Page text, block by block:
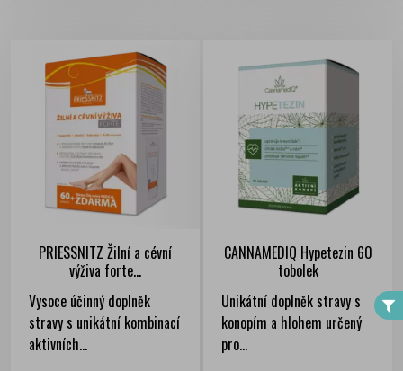
PRIESSNITZ Žilní a cévní
výživa forte...
Vysoce účinný doplněk
stravy s unikátní kombinací
aktivních...
CANNAMEDIQ Hypetezin 60
tobolek
Unikátní doplněk stravy s
konopím a hlohem určený
pro...